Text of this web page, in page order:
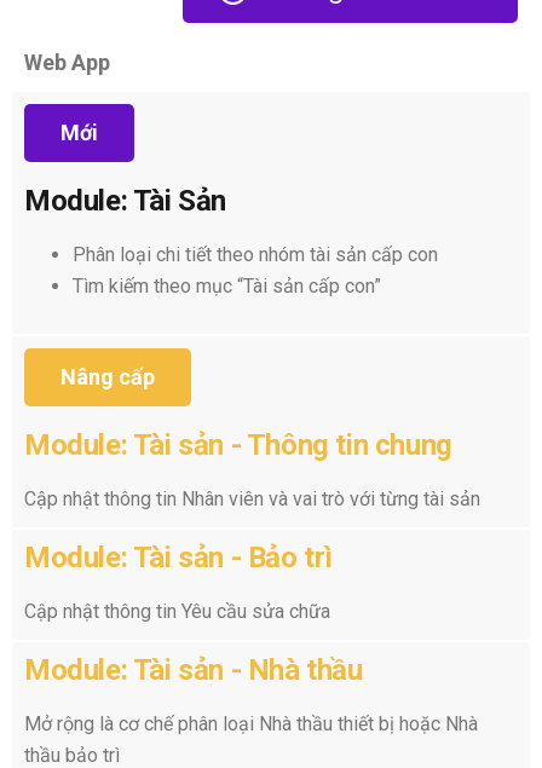
Web App
Mới
Module: Tài Sản
Phân loại chi tiết theo nhóm tài sản cấp con
Tìm kiếm theo mục “Tài sản cấp con”
Nâng cấp
Module: Tài sản - Thông tin chung
Cập nhật thông tin Nhân viên và vai trò với từng tài sản
Module: Tài sản - Bảo trì
Cập nhật thông tin Yêu cầu sửa chữa
Module: Tài sản - Nhà thầu
Mở rộng là cơ chế phân loại Nhà thầu thiết bị hoặc Nhà
thầu bảo trì